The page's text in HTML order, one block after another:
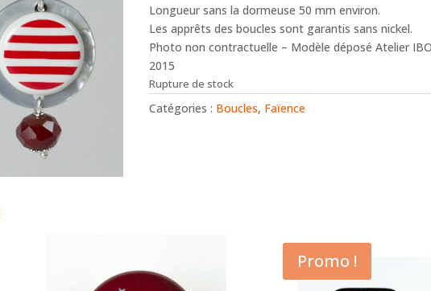
Longueur sans la dormeuse 50 mm environ.
Les apprêts des boucles sont garantis sans nickel.
Photo non contractuelle – Modèle déposé Atelier
2015
Rupture de stock
Catégories : Boucles, Faïence
Promo !